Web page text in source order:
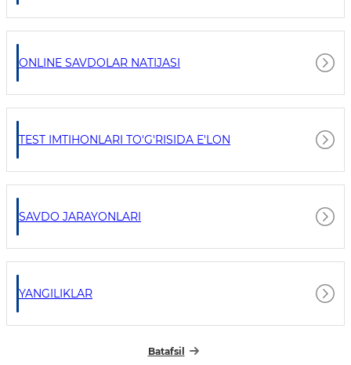
ONLINE SAVDOLAR NATIJASI
TEST IMTIHONLARI TO'G'RISIDA E'LON
SAVDO JARAYONLARI
YANGILIKLAR
Batafsil